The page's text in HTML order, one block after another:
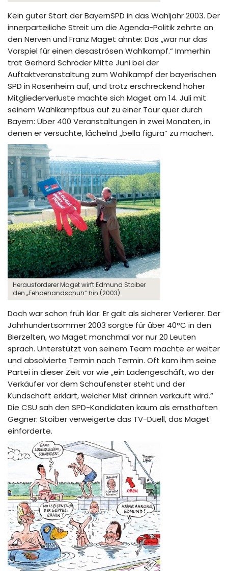
Kein guter Start der BayernSPD in das Wahljahr 2003. Der
innerparteiliche Streit um die Agenda-Politik zehrte an
den Nerven und Franz Maget ahnte: Das „war nur das
Vorspiel für einen desaströsen Wahlkampf.“ Immerhin
trat Gerhard Schröder Mitte Juni bei der
Auftaktveranstaltung zum Wahlkampf der bayerischen
SPD in Rosenheim auf, und trotz erschreckend hoher
Mitgliederverluste machte sich Maget am 14. Juli mit
seinem Wahlkampfbus auf zu einer Tour quer durch
Bayern: Über 400 Veranstaltungen in zwei Monaten, in
denen er versuchte, lächelnd „bella figura“ zu machen.
Herausforderer Maget wirft Edmund Stoiber
den „Fehdehandschuh“ hin (2003).
Doch war schon früh klar: Er galt als sicherer Verlierer. Der
Jahrhundertsommer 2003 sorgte für über 40°C in den
Bierzelten, wo Maget manchmal vor nur 20 Leuten
sprach. Unterstützt von seinem Team machte er weiter
und absolvierte Termin nach Termin. Oft kam ihm seine
Partei in dieser Zeit vor wie „ein Ladengeschäft, wo der
Verkäufer vor dem Schaufenster steht und der
Kundschaft erklärt, welcher Mist drinnen verkauft wird.“
Die CSU sah den SPD-Kandidaten kaum als ernsthaften
Gegner: Stoiber verweigerte das TV-Duell, das Maget
einforderte.